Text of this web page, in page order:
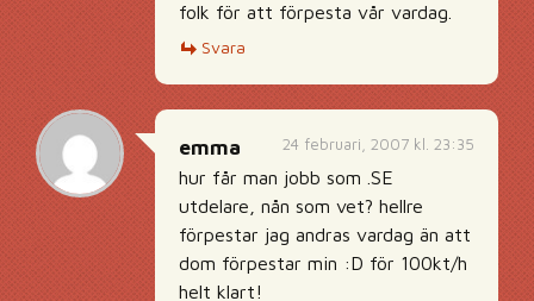
folk för att förpesta vår vardag.
Svara
24 februari, 2007 kl. 23:35
emma
hur får man jobb som .SE
utdelare, nån som vet? hellre
förpestar jag andras vardag än att
dom förpestar min :D för 100kt/h
helt klart!